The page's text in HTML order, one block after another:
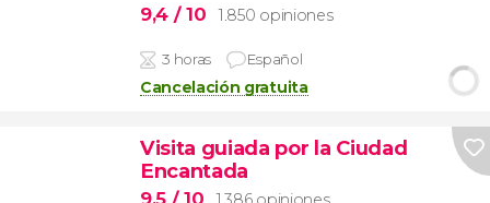
9,4 / 10 1.850 opiniones
3 horas Español
Cancelación gratuita
Visita guiada por la Ciudad
Encantada